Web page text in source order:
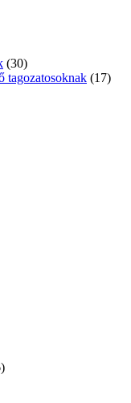
(30)
(17)